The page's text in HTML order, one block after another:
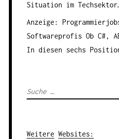
Situation im
Anzeige:
Softwareprofis Ob C#,
In diesen sechs
S
h
Weitere Websites :